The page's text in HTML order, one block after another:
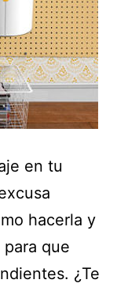
en tu
hacerla y
que
¿Te